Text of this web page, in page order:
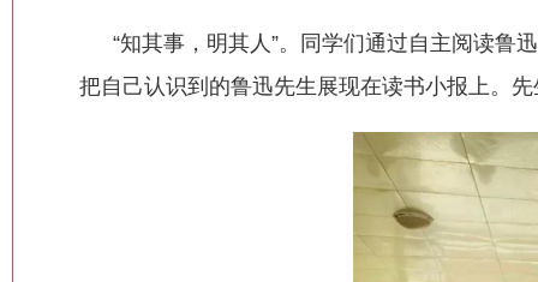
“知其事，明其人”。同学们通过自主阅读鲁
把自己认识到的鲁迅先生展现在读书小报上。